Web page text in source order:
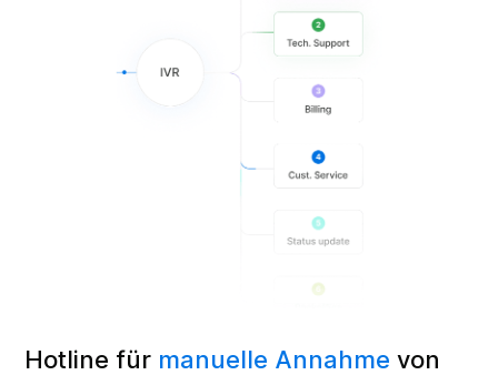
Hotline für manuelle Annahme von